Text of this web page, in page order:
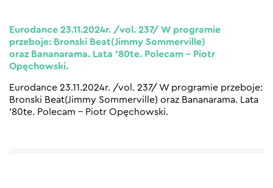
Eurodance 23.11.2024r. /vol. 237/ W programie
przeboje: Bronski Beat(Jimmy Sommerville)
oraz Bananarama. Lata ’80te. Polecam – Piotr
Opęchowski.
Eurodance 23.11.2024r. /vol. 237/ W programie przeboje:
Bronski Beat(Jimmy Sommerville) oraz Bananarama. Lata
’80te. Polecam – Piotr Opęchowski.